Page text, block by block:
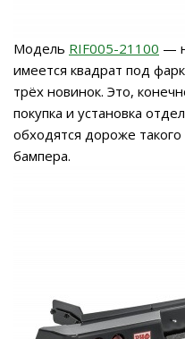
Модель RIF005-21100 —
имеется квадрат под
трёх новинок. Это,
покупка и установка
обходятся дороже
бампера.